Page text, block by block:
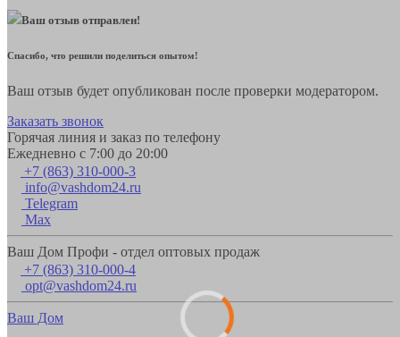
Ваш отзыв отправлен!
Спасибо, что решили поделиться опытом!
Ваш отзыв будет опубликован после проверки модератором.
Заказать звонок
Горячая линия и заказ по телефону
Ежедневно с 7:00 до 20:00
+7 (863) 310-000-3
info@vashdom24.ru
Telegram
Max
Ваш Дом Профи - отдел оптовых продаж
+7 (863) 310-000-4
opt@vashdom24.ru
Ваш Дом